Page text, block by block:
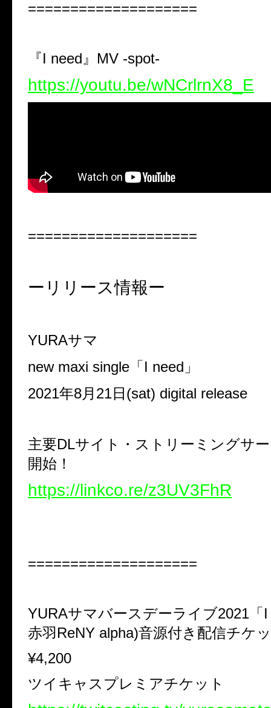
====================
『I need 』 MV -spot-
https://youtu.be/wNCrlrnX8_E
====================
ーリリース情報ー
YURAサマ
new maxi single 「 I need 」
2021年8月 21日 (sat) digital release
主要DLサイト・ストリーミングサ
開始！
https://linkco.re/z3UV3FhR
====================
YURAサマバースデーライブ2021 「
赤羽 ReNY alpha)音源付き配信チケ
¥4,200
ツイキャスプレミアチケット